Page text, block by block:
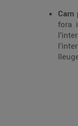
Carn
fora